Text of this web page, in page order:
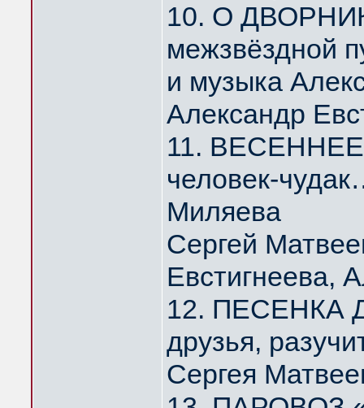
10. О
межзвёздной
и музыка
Александр
11. ВЕСЕННЕЕ
человек-
Миляева
Сергей
Евстигнеева,
12. ПЕСЕНКА
друзья,
Сергея